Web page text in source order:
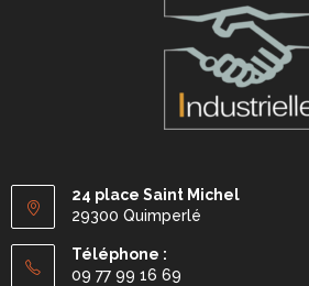
24 place Saint Michel
29300 Quimperlé
Téléphone :
09 77 99 16 69